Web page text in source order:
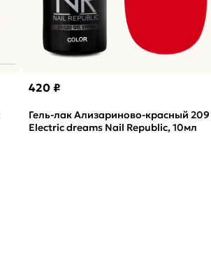
420 ₽
Гель-лак Ализариново-красный 209
Electric dreams Nail Republic, 10мл